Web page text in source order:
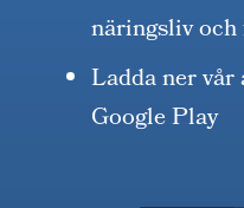
näringsliv
Ladda ner
Google Play